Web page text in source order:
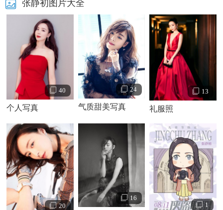
难电影《唐山大地震》。2011年，出任第14届上海国际电影
节主竞赛单元评委。2012年，同余文乐 、林宥嘉、朱雨辰主
演主演爱情电影《醉后一夜》。2013年，因在公益电影《我
的影子在奔跑》中饰演“田桂芳”而获得了第29届中国电影金
鸡奖最佳女主角提名。2014年，同吴克羣、潘粤明等主演爱
情电影《脱轨时代》。2015年，参演动作电影《碟中谍5：神
秘国度》。2016年，同张歆艺、秦岚、 袁弘、 明道 、张晞临
领衔主演都市情感剧《咱们相爱吧》。2017年，同刘德华、
舒淇、杨祐宁等主演冒险动作片《侠盗联盟》。
张静初图片大全
40
个人写真
24
气质甜美写真
13
礼服照
20
16
1